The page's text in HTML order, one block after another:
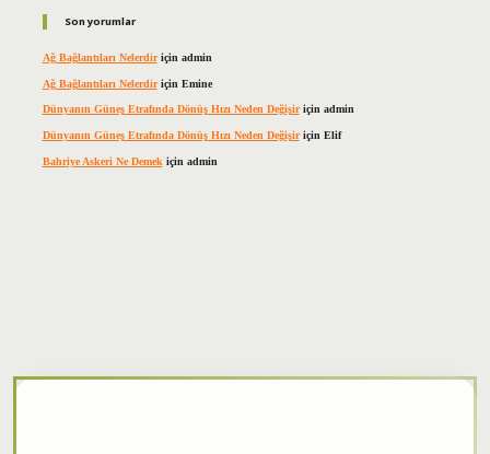
Son yorumlar
Ağ Bağlantıları Nelerdiriçin admin
Ağ Bağlantıları Nelerdiriçin Emine
Dünyanın Güneş Etrafında Dönüş Hızı Neden Değişiriçin admin
Dünyanın Güneş Etrafında Dönüş Hızı Neden Değişiriçin Elif
Bahriye Askeri Ne Demek için admin